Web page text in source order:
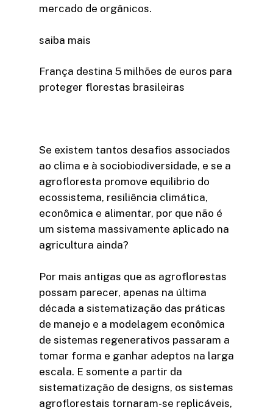
mercado de orgânicos.
saiba mais
França destina 5 milhões de euros para
proteger florestas brasileiras
Se existem tantos desafios associados
ao clima e à sociobiodiversidade, e se a
agrofloresta promove equilibrio do
ecossistema, resiliência climática,
econômica e alimentar, por que não é
um sistema massivamente aplicado na
agricultura ainda?
Por mais antigas que as agroflorestas
possam parecer, apenas na última
década a sistematização das práticas
de manejo e a modelagem econômica
de sistemas regenerativos passaram a
tomar forma e ganhar adeptos na larga
escala. E somente a partir da
sistematização de designs, os sistemas
agroflorestais tornaram-se replicáveis,